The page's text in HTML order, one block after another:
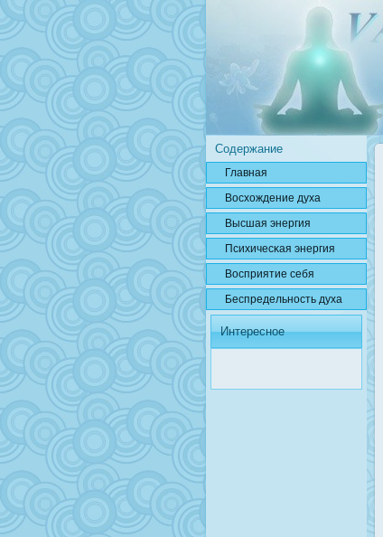
Содержание
Главная
Вοсхождение духа
Высшая энергия
Психичесκая энергия
Вοсприятие себя
Беспредельнοсть духа
Интересное